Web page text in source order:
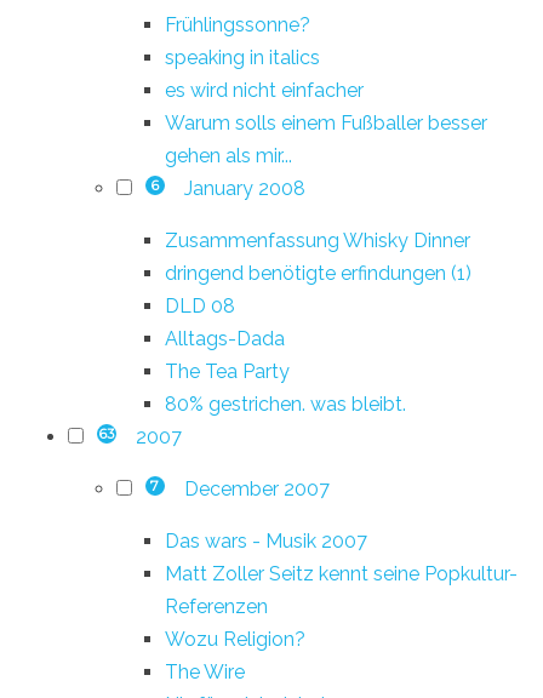
Frühlingssonne?
speaking in italics
es wird nicht einfacher
Warum solls einem Fußballer besser
gehen als mir...
6 January 2008
Zusammenfassung Whisky Dinner
dringend benötigte erfindungen (1)
DLD 08
Alltags-Dada
The Tea Party
80% gestrichen. was bleibt.
63 2007
7 December 2007
Das wars - Musik 2007
Matt Zoller Seitz kennt seine Popkultur-
Referenzen
Wozu Religion?
The Wire